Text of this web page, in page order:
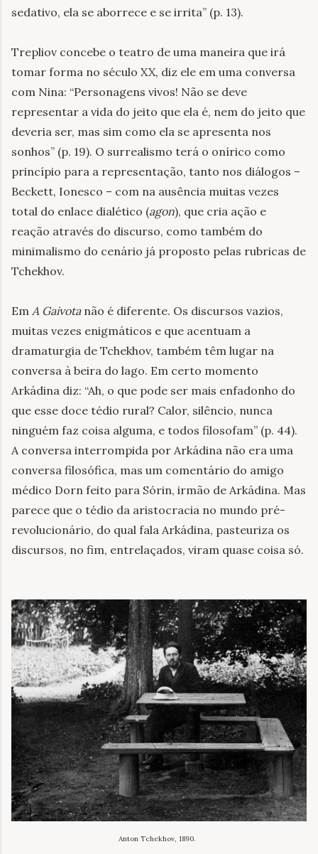
sedativo, ela se aborrece e se irrita” (p. 13).
Trepliov concebe o teatro de uma maneira que irá
tomar forma no século XX, diz ele em uma conversa
com Nina: “Personagens vivos! Não se deve
representar a vida do jeito que ela é, nem do jeito que
deveria ser, mas sim como ela se apresenta nos
sonhos” (p. 19). O surrealismo terá o onírico como
princípio para a representação, tanto nos diálogos –
Beckett, Ionesco – com na ausência muitas vezes
total do enlace dialético (agon), que cria ação e
reação através do discurso, como também do
minimalismo do cenário já proposto pelas rubricas de
Tchekhov.
Em A Gaivotanão é diferente. Os discursos vazios,
muitas vezes enigmáticos e que acentuam a
dramaturgia de Tchekhov, também têm lugar na
conversa à beira do lago. Em certo momento
Arkádina diz: “Ah, o que pode ser mais enfadonho do
que esse doce tédio rural? Calor, silêncio, nunca
ninguém faz coisa alguma, e todos filosofam” (p. 44).
A conversa interrompida por Arkádina não era uma
conversa filosófica, mas um comentário do amigo
médico Dorn feito para Sórin, irmão de Arkádina. Mas
parece que o tédio da aristocracia no mundo pré-
revolucionário, do qual fala Arkádina, pasteuriza os
discursos, no fim, entrelaçados, viram quase coisa só.
Anton Tchekhov, 1890.